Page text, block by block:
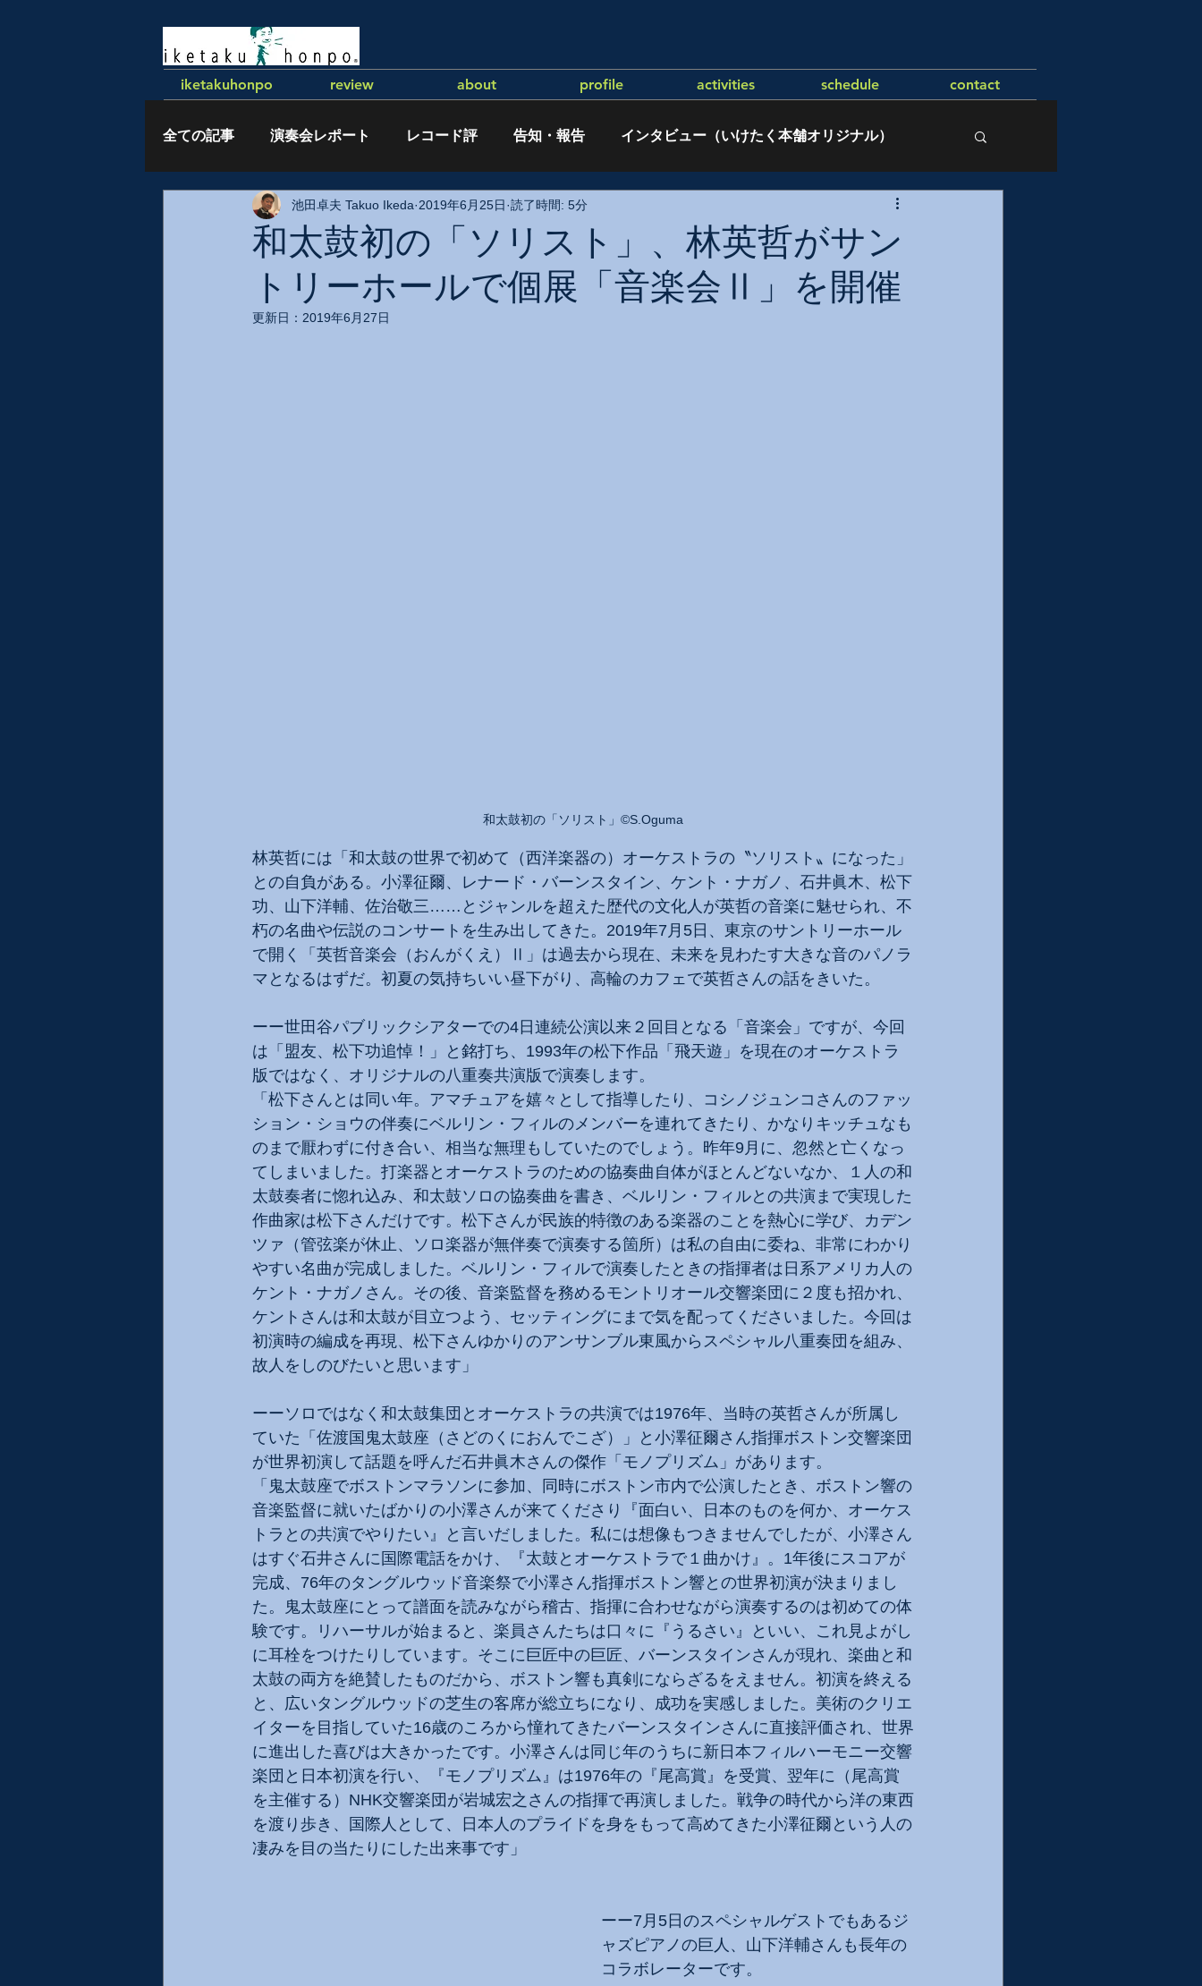
iketakuhonpo review about profile activities schedule contact
全ての記事 演奏会レポート レコード評 告知・報告 インタビュー（いけたく本舗オリジナル）
執筆記事
和太鼓初の「ソリスト」、林英哲がサン
トリーホールで個展「音楽会Ⅱ」を開催
池田卓夫 Takuo Ikeda 2019年6月25日 読了時間: 5分
更新日： 2019年6月27日
和太鼓初の「ソリスト」©️S.Oguma
林英哲には「和太鼓の世界で初めて（西洋楽器の）オーケストラの〝ソリスト〟になった」
との自負がある。小澤征爾、レナード・バーンスタイン、ケント・ナガノ、石井眞木、松下
功、山下洋輔、佐治敬三……とジャンルを超えた歴代の文化人が英哲の音楽に魅せられ、不
朽の名曲や伝説のコンサートを生み出してきた。2019年7月5日、東京のサントリーホール
で開く「英哲音楽会（おんがくえ）Ⅱ」は過去から現在、未来を見わたす大きな音のパノラ
マとなるはずだ。初夏の気持ちいい昼下がり、高輪のカフェで英哲さんの話をきいた。
ーー世田谷パブリックシアターでの4日連続公演以来２回目となる「音楽会」ですが、今回
は「盟友、松下功追悼！」と銘打ち、1993年の松下作品「飛天遊」を現在のオーケストラ
版ではなく、オリジナルの八重奏共演版で演奏します。
「松下さんとは同い年。アマチュアを嬉々として指導したり、コシノジュンコさんのファッ
ション・ショウの伴奏にベルリン・フィルのメンバーを連れてきたり、かなりキッチュなも
のまで厭わずに付き合い、相当な無理もしていたのでしょう。昨年9月に、忽然と亡くなっ
てしまいました。打楽器とオーケストラのための協奏曲自体がほとんどないなか、１人の和
太鼓奏者に惚れ込み、和太鼓ソロの協奏曲を書き、ベルリン・フィルとの共演まで実現した
作曲家は松下さんだけです。松下さんが民族的特徴のある楽器のことを熱心に学び、カデン
ツァ（管弦楽が休止、ソロ楽器が無伴奏で演奏する箇所）は私の自由に委ね、非常にわかり
やすい名曲が完成しました。ベルリン・フィルで演奏したときの指揮者は日系アメリカ人の
ケント・ナガノさん。その後、音楽監督を務めるモントリオール交響楽団に２度も招かれ、
ケントさんは和太鼓が目立つよう、セッティングにまで気を配ってくださいました。今回は
初演時の編成を再現、松下さんゆかりのアンサンブル東風からスペシャル八重奏団を組み、
故人をしのびたいと思います」
ーーソロではなく和太鼓集団とオーケストラの共演では1976年、当時の英哲さんが所属し
ていた「佐渡国鬼太鼓座（さどのくにおんでこざ）」と小澤征爾さん指揮ボストン交響楽団
が世界初演して話題を呼んだ石井眞木さんの傑作「モノプリズム」があります。
「鬼太鼓座でボストンマラソンに参加、同時にボストン市内で公演したとき、ボストン響の
音楽監督に就いたばかりの小澤さんが来てくださり『面白い、日本のものを何か、オーケス
トラとの共演でやりたい』と言いだしました。私には想像もつきませんでしたが、小澤さん
はすぐ石井さんに国際電話をかけ、『太鼓とオーケストラで１曲かけ』。1年後にスコアが
完成、76年のタングルウッド音楽祭で小澤さん指揮ボストン響との世界初演が決まりまし
た。鬼太鼓座にとって譜面を読みながら稽古、指揮に合わせながら演奏するのは初めての体
験です。リハーサルが始まると、楽員さんたちは口々に『うるさい』といい、これ見よがし
に耳栓をつけたりしています。そこに巨匠中の巨匠、バーンスタインさんが現れ、楽曲と和
太鼓の両方を絶賛したものだから、ボストン響も真剣にならざるをえません。初演を終える
と、広いタングルウッドの芝生の客席が総立ちになり、成功を実感しました。美術のクリエ
イターを目指していた16歳のころから憧れてきたバーンスタインさんに直接評価され、世界
に進出した喜びは大きかったです。小澤さんは同じ年のうちに新日本フィルハーモニー交響
楽団と日本初演を行い、『モノプリズム』は1976年の『尾高賞』を受賞、翌年に（尾高賞
を主催する）NHK交響楽団が岩城宏之さんの指揮で再演しました。戦争の時代から洋の東西
を渡り歩き、国際人として、日本人のプライドを身をもって高めてきた小澤征爾という人の
凄みを目の当たりにした出来事です」
ーー7月5日のスペシャルゲストでもあるジ
ャズピアノの巨人、山下洋輔さんも長年の
コラボレーターです。